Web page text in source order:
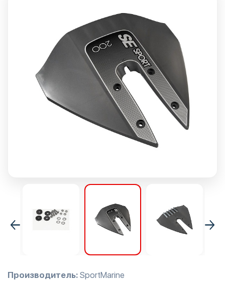
Производитель: SportMarine